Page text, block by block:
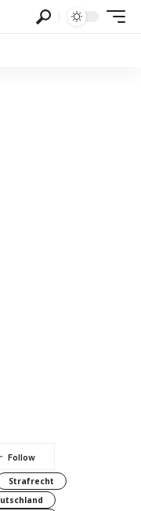
Strafrecht